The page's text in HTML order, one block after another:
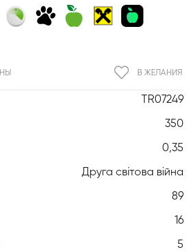
TR07249
350
0,35
Друга світова війна
89
16
5
В ЖЕЛАНИЯ